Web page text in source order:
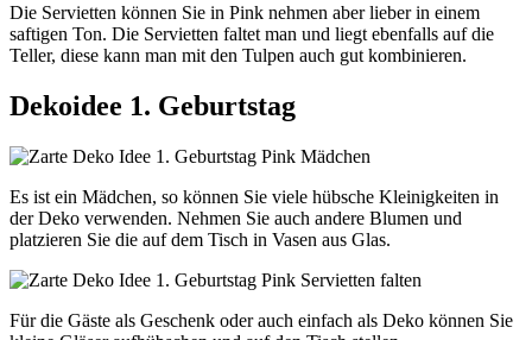
Die Servietten können Sie in Pink nehmen aber lieber in einem
saftigen Ton. Die Servietten faltet man und liegt ebenfalls auf die
Teller, diese kann man mit den Tulpen auch gut kombinieren.
Dekoidee 1. Geburtstag
Es ist ein Mädchen, so können Sie viele hübsche Kleinigkeiten in
der Deko verwenden. Nehmen Sie auch andere Blumen und
platzieren Sie die auf dem Tisch in Vasen aus Glas.
Für die Gäste als Geschenk oder auch einfach als Deko können Sie